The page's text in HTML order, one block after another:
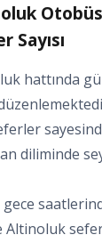
Sayısı
hattında
diliminde
gece
Altinoluk